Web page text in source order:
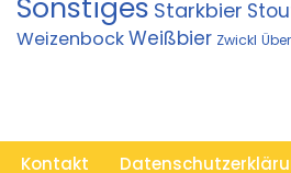
Sonstiges Starkbier
WeizenbockWeißbier Zwickl
Kontakt